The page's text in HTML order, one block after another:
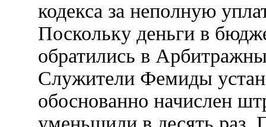
кодекса за неполную
Поскольку деньги в
обратились в
Служители Фемиды
обоснованно начислен